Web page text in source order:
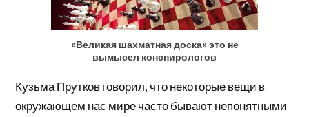
«Великая шахматная доска» это не
вымысел конспирологов
Кузьма Прутков говорил, что некоторые вещи в
окружающем нас мире часто бывают непонятными